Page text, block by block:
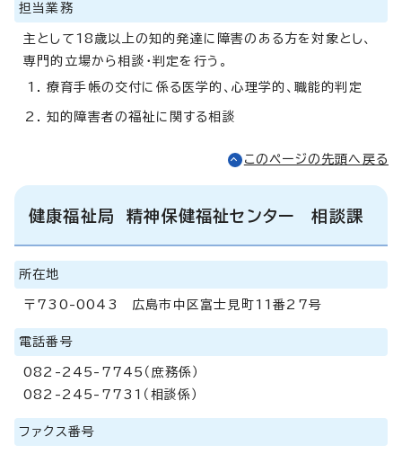
担当業務
主として18歳以上の知的発達に障害のある方を対象とし、
専門的立場から相談・判定を行う。
療育手帳の交付に係る医学的、心理学的、職能的判定
知的障害者の福祉に関する相談
このページの先頭へ戻る
健康福祉局 精神保健福祉センター 相談課
所在地
〒730-0043 広島市中区富士見町11番27号
電話番号
082-245-7745（庶務係）
082-245-7731（相談係）
ファクス番号